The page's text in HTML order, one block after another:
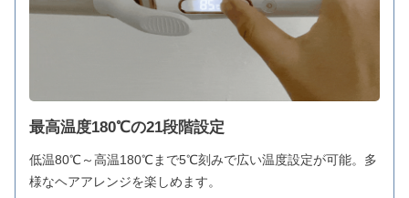
最高温度180℃の21段階設定
低温80℃～高温180℃まで5℃刻みで広い温度設定が可能。多
様なヘアアレンジを楽しめます。